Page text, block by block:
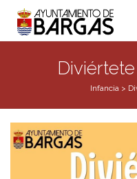
Infancia>